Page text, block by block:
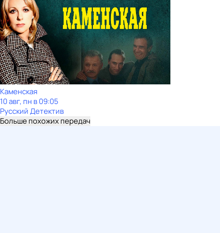
Каменская
10 авг, пн в 09:05
Русский Детектив
Больше похожих передач